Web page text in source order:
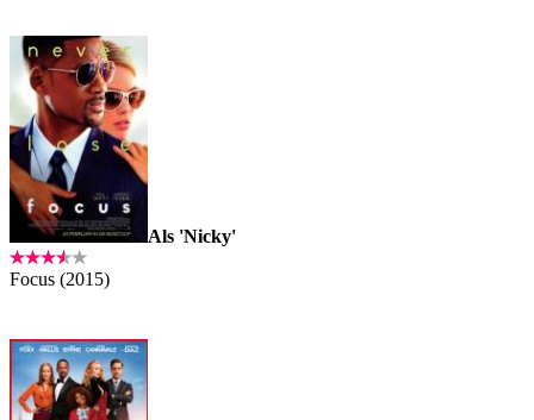
Als 'Nicky'
Focus (2015)